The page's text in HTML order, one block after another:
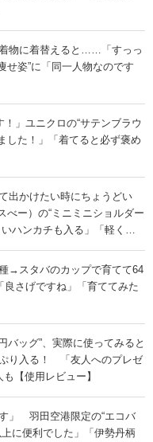
物に着替えると……「すっっ
姿”に「同一人物なのです
！」ユニクロの“サテンブラウ
した！」「着てると必ず褒め
出かけたい時にちょうどい
ー）の“ミニミニショルダー
ハンカチも入る」「軽くて
→スタバのカップで育てて64
さげですね」「育ててみた
バッグ”、実際に使ってみると
り入る！ 「友人へのプレゼ
【使用レビュー】
」 羽田空港限定の“エコバ
に便利でした」「伊勢丹柄